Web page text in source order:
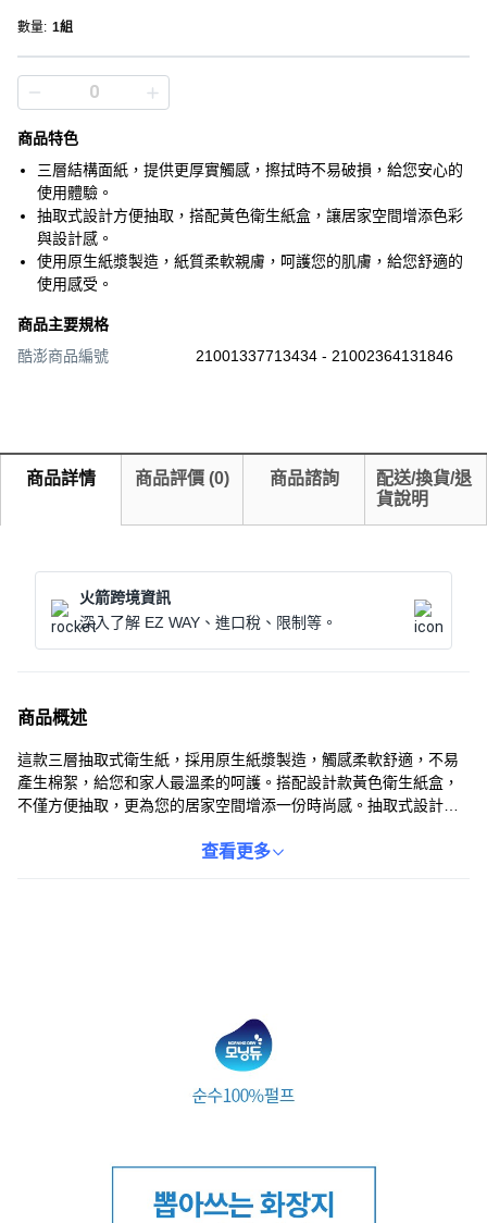
數量: 1組
商品特色
三層結構面紙，提供更厚實觸感，擦拭時不易破損，給您安心的
使用體驗。
抽取式設計方便抽取，搭配黃色衛生紙盒，讓居家空間增添色彩
與設計感。
使用原生紙漿製造，紙質柔軟親膚，呵護您的肌膚，給您舒適的
使用感受。
商品主要規格
酷澎商品編號
21001337713434 - 21002364131846
商品詳情 商品評價 (0) 商品諮詢
配送/換貨/退
貨說明
火箭跨境資訊
深入了解 EZ WAY、進口稅、限制等。
商品概述
這款三層抽取式衛生紙，採用原生紙漿製造，觸感柔軟舒適，不易
產生棉絮，給您和家人最溫柔的呵護。搭配設計款黃色衛生紙盒，
不僅方便抽取，更為您的居家空間增添一份時尚感。抽取式設計，
活用品。易於溶解於水，使用後可安心丟入馬桶，不用擔心堵塞問
查看更多